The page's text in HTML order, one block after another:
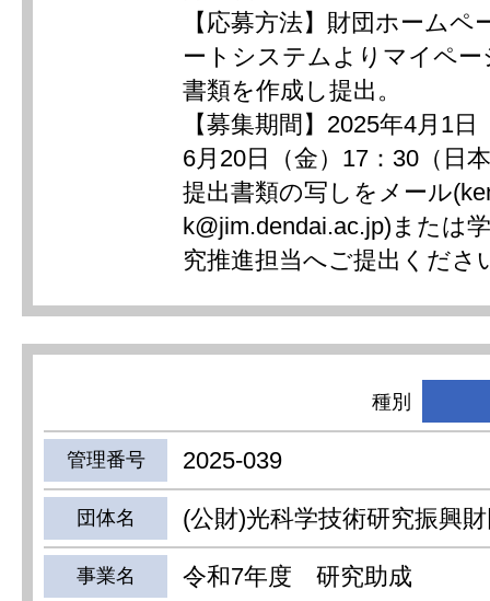
【応募方法】財団ホームペ
ートシステムよりマイペー
書類を作成し提出。
【募集期間】2025年4月1
6月20日（金）17：30（日
提出書類の写しをメール
k@jim.dendai.ac.jp)または
究推進担当へご提出くださ
管理番号 2025-039
種別
団体名 (公財)光科学技術研究振興
事業名 令和7年度 研究助成